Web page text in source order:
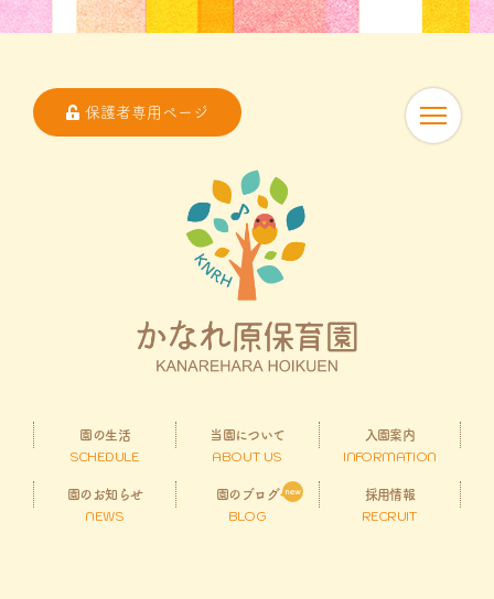
保護者専用ページ
園の生活
SCHEDULE
当園について
ABOUT US
入園案内
INFORMATION
園のお知らせ
NEWS
園のブログ
BLOG
採用情報
RECRUIT